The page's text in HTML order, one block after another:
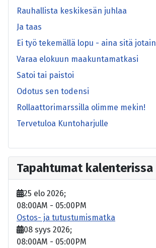
Rauhallista keskikesän juhlaa
Ja taas
Ei työ tekemällä lopu - aina sitä jotain
Varaa elokuun maakuntamatkasi
Satoi tai paistoi
Odotus sen todensi
Rollaattorimarssilla olimme mekin!
Tervetuloa Kuntoharjulle
Tapahtumat kalenterissa
25 elo 2026;
08:00AM - 05:00PM
Ostos- ja tutustumismatka
08 syys 2026;
08:00AM - 05:00PM